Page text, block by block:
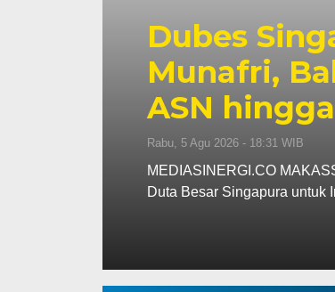
Dubes
Munafri,
ASN
Rabu, 5 Agu 2026 - 18:31 WIB
MEDIASINERGI.CO
Duta Besar Singapura untuk